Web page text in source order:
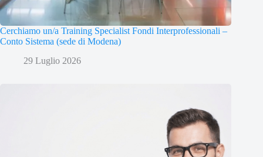
Cerchiamo un/a Training Specialist Fondi Interprofessionali –
Conto Sistema (sede di Modena)
29 Luglio 2026